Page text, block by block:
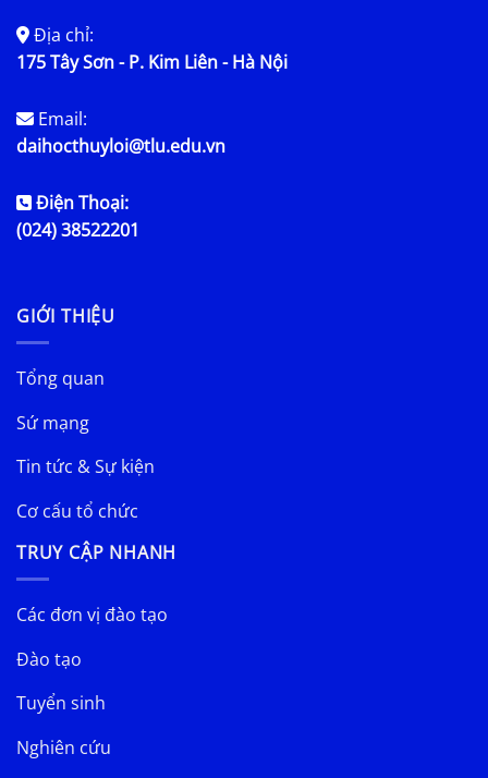
Địa chỉ:
175 Tây Sơn - P. Kim Liên - Hà Nội
Email:
daihocthuyloi@tlu.edu.vn
Điện Thoại:
(024) 38522201
GIỚI THIỆU
Tổng quan
Sứ mạng
Tin tức & Sự kiện
Cơ cấu tổ chức
TRUY CẬP NHANH
Các đơn vị đào tạo
Đào tạo
Tuyển sinh
Nghiên cứu